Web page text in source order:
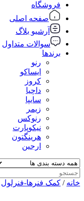
فروشگاه
صفحه اصلی
آرشیو بلاگ
سوالات متداول
برندها
رنو
ایساکو
کروز
داچیا
سایپا
زیمر
رنوکس
نیکوپارت
هرینگتون
ارجین
خانه / کمک فنرها-فنرلول